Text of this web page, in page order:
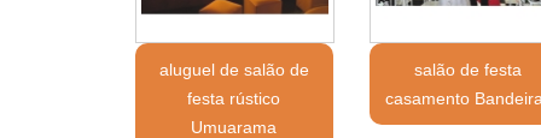
aluguel de salão de
festa rústico
Umuarama
salão de festa
casamento